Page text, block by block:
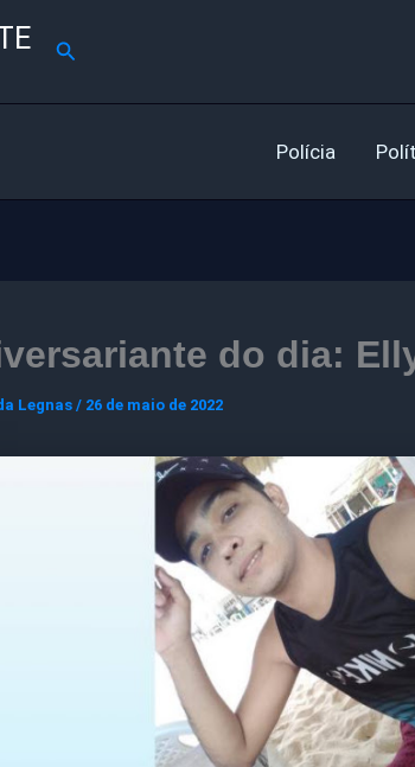
Pesquisar
Polícia
do dia:
Legnas/ 26 de maio de 2022